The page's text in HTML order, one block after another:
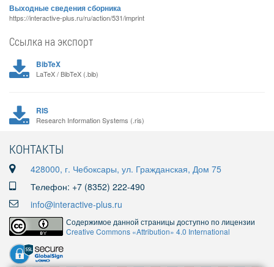
Выходные сведения сборника
https://interactive-plus.ru/ru/action/531/imprint
Ссылка на экспорт
BibTeX
LaTeX / BibTeX (.bib)
RIS
Research Information Systems (.ris)
КОНТАКТЫ
428000, г. Чебоксары, ул. Гражданская, Дом 75
Телефон: +7 (8352) 222-490
info@interactive-plus.ru
Содержимое данной страницы доступно по лицензии
Creative Commons «Attribution» 4.0 International